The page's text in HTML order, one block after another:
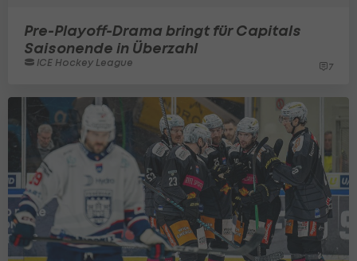
Pre-Playoff-Drama bringt für Capitals
Saisonende in Überzahl
ICE Hockey League 7